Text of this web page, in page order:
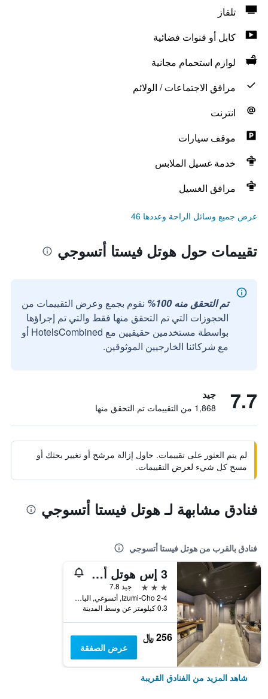
تلفاز
كابل أو قنوات فضائية
لوازم استحمام مجانية
مرافق الاجتماعات / الولائم
انترنت
موقف سيارات
خدمة غسيل الملابس
مرافق الغسيل
عرض جميع وسائل الراحة وعددها 46
تقييمات حول هوتل فيستا أتسوجي
تم التحقق منه 100%
نقوم بجمع وعرض التقييمات من
الحجوزات التي تم التحقق منها فقط والتي تم إجراؤها
بواسطة مستخدمين حقيقيين مع HotelsCombined أو
مع شركائنا الخارجيين الموثوقين.
7.7 جيد
1,868 من التقييمات تم التحقق منها
لم يتم العثور على تقييمات. حاول إزالة مرشح أو تغيير بحثك أو
مسح كل شيء لعرض التقييمات.
فنادق مشابهة لـ هوتل فيستا أتسوجي
فنادق بالقرب من هوتل فيستا أتسوجي
3 إس هوتل أتسوجي
3 نجوم
جيد 7.8
2-4 Izumi-Cho, أتسوغي, اليابان
0.3 كيلومتر عن وسط المدينة
256 ﷼
عرض الصفقة
شاهد المزيد من الفنادق القريبة